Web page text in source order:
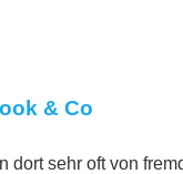
& Co
dort sehr oft von